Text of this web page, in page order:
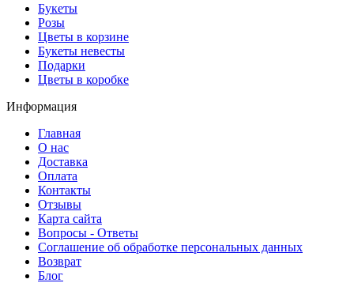
Букеты
Розы
Цветы в корзине
Букеты невесты
Подарки
Цветы в коробке
Информация
Главная
О нас
Доставка
Оплата
Контакты
Отзывы
Карта сайта
Вопросы - Ответы
Соглашение об обработке персональных данных
Возврат
Блог